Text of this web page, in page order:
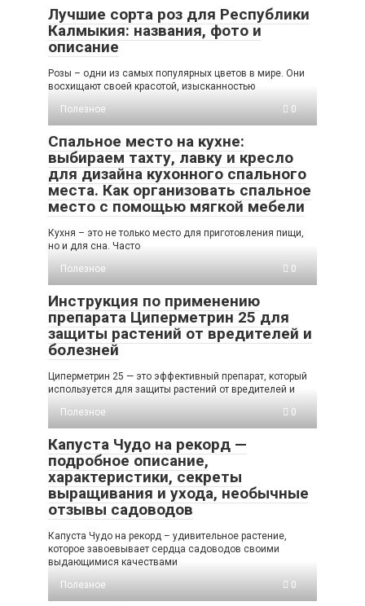
Лучшие сорта роз для Республики
Калмыкия: названия, фото и
описание
Розы – одни из самых популярных цветов в мире. Они
восхищают своей красотой, изысканностью
Полезное
0
Спальное место на кухне:
выбираем тахту, лавку и кресло
для дизайна кухонного спального
места. Как организовать спальное
место с помощью мягкой мебели
Кухня – это не только место для приготовления пищи,
но и для сна. Часто
Полезное
0
Инструкция по применению
препарата Циперметрин 25 для
защиты растений от вредителей и
болезней
Циперметрин 25 — это эффективный препарат, который
используется для защиты растений от вредителей и
Полезное
0
Капуста Чудо на рекорд —
подробное описание,
характеристики, секреты
выращивания и ухода, необычные
отзывы садоводов
Капуста Чудо на рекорд – удивительное растение,
которое завоевывает сердца садоводов своими
выдающимися качествами
Полезное
0